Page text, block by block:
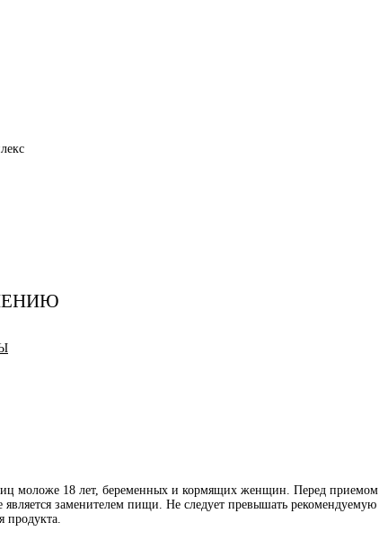
моложе 18 лет, беременных и кормящих женщин. Перед
заменителем пищи. Не следует превышать
продукта.